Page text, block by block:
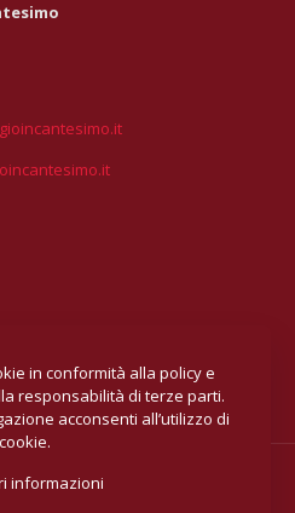
Autonoleggio Incantesimo.
in conformità alla policy e
responsabilità di terze parti.
acconsenti all’utilizzo di
cookie.
informazioni